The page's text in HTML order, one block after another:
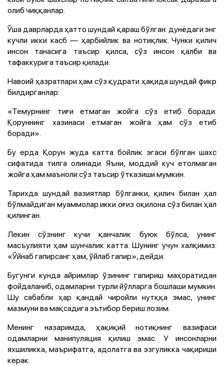
олиб чиққанлар.
Ўша даврларда ҳатто шундай қараш бўлган: дунёдаги энг
кучли икки касб — ҳарбийлик ва нотиқлик. Чунки қилич
инсон танасига таъсир қилса, сўз инсон қалби ва
тафаккурига таъсир қилади.
Навоий ҳазратлари ҳам сўз қудрати ҳақида шундай фикр
билдирганлар:
«Темурнинг тиғи етмаган жойга сўз етиб боради.
Қоруннинг хазинаси етмаган жойга ҳам сўз етиб
боради».
Бу ерда Қорун жуда катта бойлик эгаси бўлган шахс
сифатида тилга олинади. Яъни, моддий куч етолмаган
жойга ҳам маъноли сўз таъсир ўтказиши мумкин.
Тарихда шундай вазиятлар бўлганки, қилич билан ҳал
бўлмайдиган муаммолар икки оғиз оқилона сўз билан ҳал
қилинган.
Лекин сўзнинг кучи қанчалик буюк бўлса, унинг
масъулияти ҳам шунчалик катта. Шунинг учун халқимиз:
«Ўйнаб гапирсанг ҳам, ўйлаб гапир», дейди.
Бугунги кунда айримлар ўзининг гапириш маҳоратидан
фойдаланиб, одамларни турли йўлларга бошлаши мумкин.
Шу сабабли ҳар қандай чиройли нутққа эмас, унинг
мазмуни ва мақсадига эътибор бериш лозим.
Менинг назаримда, ҳақиқий нотиқнинг вазифаси
одамларни манипуляция қилиш эмас. У инсонларни
яхшиликка, маърифатга, адолатга ва эзгуликка чақириши
керак.